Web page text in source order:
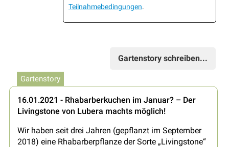
Teilnahmebedingungen.
Gartenstory schreiben...
Gartenstory
16.01.2021 - Rhabarberkuchen im Januar? – Der
Livingstone von Lubera machts möglich!
Wir haben seit drei Jahren (gepflanzt im September
2018) eine Rhabarberpflanze der Sorte „Livingstone“